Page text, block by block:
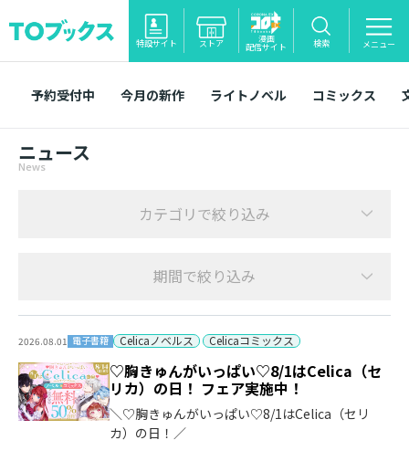
特設サイト ストア 漫画
配信サイト 検索 メニュー
予約受付中 今月の新作 ライトノベル コミックス
ニュース
News
カテゴリで絞り込み
期間で絞り込み
2026.08.01 電子書籍 Celicaノベルス Celicaコミックス
♡胸きゅんがいっぱい♡8/1はCelica（セ
リカ）の日！ フェア実施中！
＼♡胸きゅんがいっぱい♡8/1はCelica（セリ
カ）の日！／